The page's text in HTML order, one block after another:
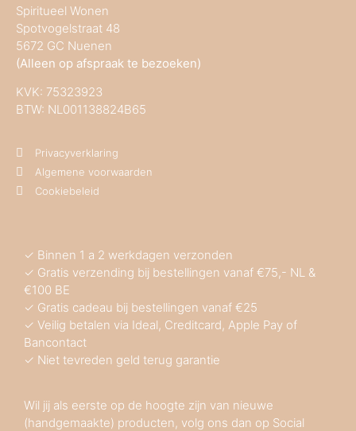
Spiritueel Wonen
Spotvogelstraat 48
5672 GC Nuenen
(Alleen op afspraak te bezoeken)
KVK: 75323923
BTW: NL001138824B65
Privacyverklaring
Algemene voorwaarden
Cookiebeleid
✓ Binnen 1 a 2 werkdagen verzonden
✓ Gratis verzending bij bestellingen vanaf €75,- NL &
€100 BE
✓ Gratis cadeau bij bestellingen vanaf €25
✓ Veilig betalen via Ideal, Creditcard, Apple Pay of
Bancontact
✓ Niet tevreden geld terug garantie
Wil jij als eerste op de hoogte zijn van nieuwe
(handgemaakte) producten, volg ons dan op Social